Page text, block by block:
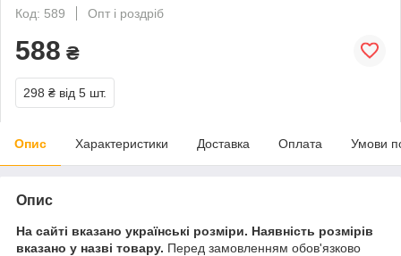
Код: 589
Опт і роздріб
588 ₴
298 ₴ від 5 шт.
Опис Характеристики Доставка Оплата Умови
Опис
На сайті вказано українські розміри. Наявність розмірів
вказано у назві товару. Перед замовленням обов'язково